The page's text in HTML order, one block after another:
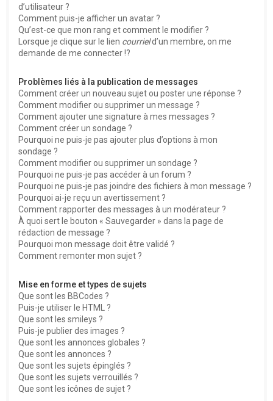
d’utilisateur ?
Comment puis-je afficher un avatar ?
Qu’est-ce que mon rang et comment le modifier ?
Lorsque je clique sur le lien courrield’un membre, on me
demande de me connecter !?
Problèmes liés à la publication de messages
Comment créer un nouveau sujet ou poster une réponse ?
Comment modifier ou supprimer un message ?
Comment ajouter une signature à mes messages ?
Comment créer un sondage ?
Pourquoi ne puis-je pas ajouter plus d’options à mon
sondage ?
Comment modifier ou supprimer un sondage ?
Pourquoi ne puis-je pas accéder à un forum ?
Pourquoi ne puis-je pas joindre des fichiers à mon message ?
Pourquoi ai-je reçu un avertissement ?
Comment rapporter des messages à un modérateur ?
À quoi sert le bouton « Sauvegarder » dans la page de
rédaction de message ?
Pourquoi mon message doit être validé ?
Comment remonter mon sujet ?
Mise en forme et types de sujets
Que sont les BBCodes ?
Puis-je utiliser le HTML ?
Que sont les smileys ?
Puis-je publier des images ?
Que sont les annonces globales ?
Que sont les annonces ?
Que sont les sujets épinglés ?
Que sont les sujets verrouillés ?
Que sont les icônes de sujet ?